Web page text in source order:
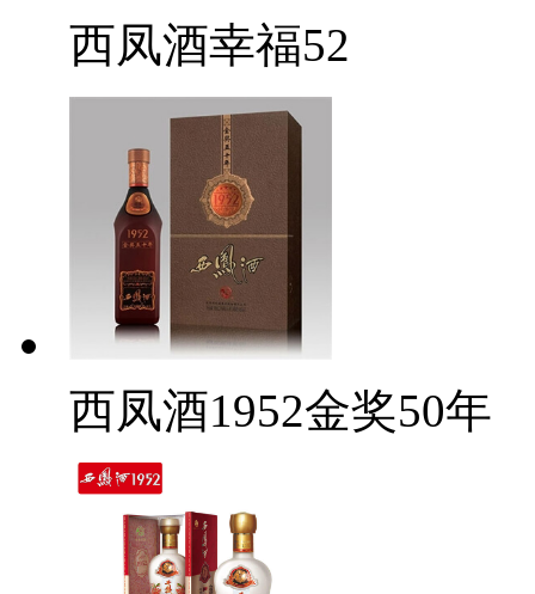
西凤酒幸福52
西凤酒1952金奖50年